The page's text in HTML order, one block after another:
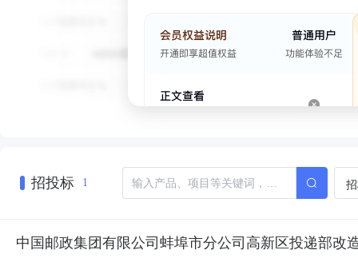
招投标 1
中国邮政集团有限公司蚌埠市分公司高新区投递部改